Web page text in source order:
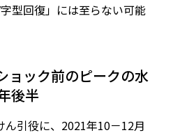
型回復」には至らない可能
ョック前のピークの水
後半
引役に、2021年10－12月